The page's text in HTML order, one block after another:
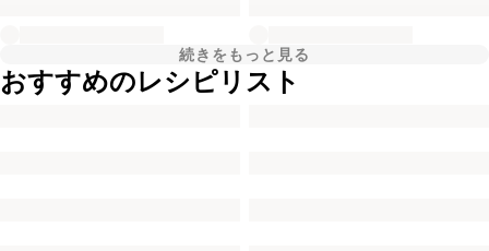
続きをもっと見る
おすすめのレシピリスト